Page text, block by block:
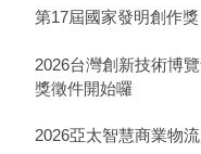
第17屆國家發明創作獎
2026台灣創新技術博
獎徵件開始囉
2026亞太智慧商業物